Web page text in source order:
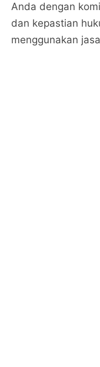
Anda dengan
dan kepastian
menggunakan